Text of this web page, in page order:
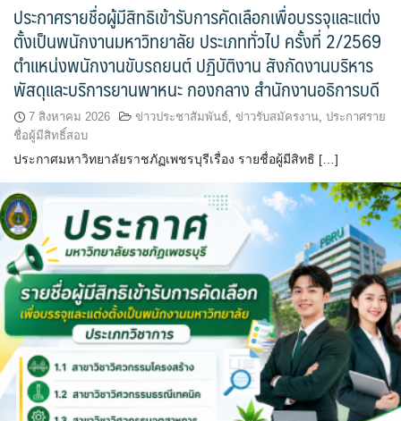
ประกาศรายชื่อผู้มีสิทธิเข้ารับการคัดเลือกเพื่อบรรจุและแต่ง
ตั้งเป็นพนักงานมหาวิทยาลัย ประเภททั่วไป ครั้งที่ 2/2569
ตำแหน่งพนักงานขับรถยนต์ ปฏิบัติงาน สังกัดงานบริหาร
พัสดุและบริการยานพาหนะ กองกลาง สำนักงานอธิการบดี
7 สิงหาคม 2026 ข่าวประชาสัมพันธ์, ข่าวรับสมัครงาน, ประกาศราย
ชื่อผู้มีสิทธิ์สอบ
ประกาศมหาวิทยาลัยราชภัฏเพชรบุรีเรื่อง รายชื่อผู้มีสิทธิ […]